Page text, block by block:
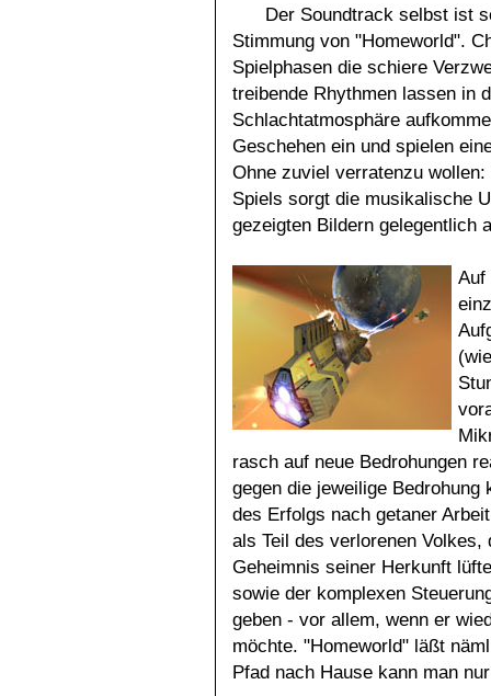
Der Soundtrack selbst ist
Stimmung von "Homeworld".
Spielphasen die schiere
treibende Rhythmen lassen in
Schlachtatmosphäre
Geschehen ein und spielen
Ohne zuviel verratenzu
Spiels sorgt die musikalische
gezeigten Bildern gelegentlich
Auf
rasch auf neue Bedrohungen
gegen die jeweilige
des Erfolgs nach getaner
als Teil des verlorenen
Geheimnis seiner Herkunft
sowie der komplexen
geben - vor allem, wenn er
möchte. "Homeworld" läßt
Pfad nach Hause kann man